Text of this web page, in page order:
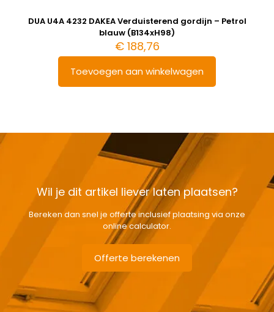
DUA U4A 4232 DAKEA Verduisterend gordijn – Petrol
blauw (B134xH98)
€188,76
Toevoegen aan winkelwagen
Wil je dit artikel liever laten plaatsen?
Bereken dan snel je offerte inclusief plaatsing via onze
online calculator.
Offerte berekenen